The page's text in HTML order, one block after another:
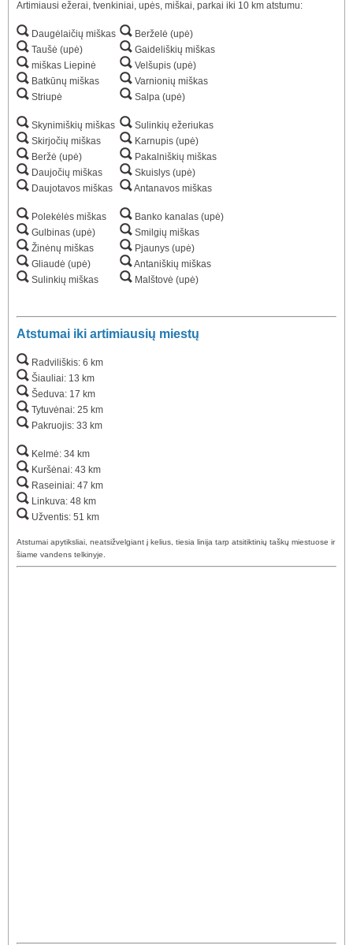
Artimiausi ežerai, tvenkiniai, upės, miškai, parkai iki 10 km atstumu:
Daugėlaičių miškas
Taušė (upė)
miškas Liepinė
Batkūnų miškas
Striupė
Skynimiškių miškas
Skirjočių miškas
Beržė (upė)
Daujočių miškas
Daujotavos miškas
Polekėlės miškas
Gulbinas (upė)
Žinėnų miškas
Gliaudė (upė)
Sulinkių miškas
Berželė (upė)
Gaideliškių miškas
Velšupis (upė)
Varnionių miškas
Salpa (upė)
Sulinkių ežeriukas
Karnupis (upė)
Pakalniškių miškas
Skuislys (upė)
Antanavos miškas
Banko kanalas (upė)
Smilgių miškas
Pjaunys (upė)
Antaniškių miškas
Malštovė (upė)
Atstumai iki artimiausių miestų
Radviliškis: 6 km
Šiauliai: 13 km
Šeduva: 17 km
Tytuvėnai: 25 km
Pakruojis: 33 km
Kelmė: 34 km
Kuršėnai: 43 km
Raseiniai: 47 km
Linkuva: 48 km
Užventis: 51 km
Atstumai apytiksliai, neatsižvelgiant į kelius, tiesia linija tarp atsitiktinių taškų miestuose ir
šiame vandens telkinyje.